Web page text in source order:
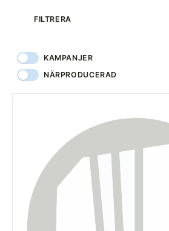
FILTRERA
KAMPANJER
NÄRPRODUCERAD